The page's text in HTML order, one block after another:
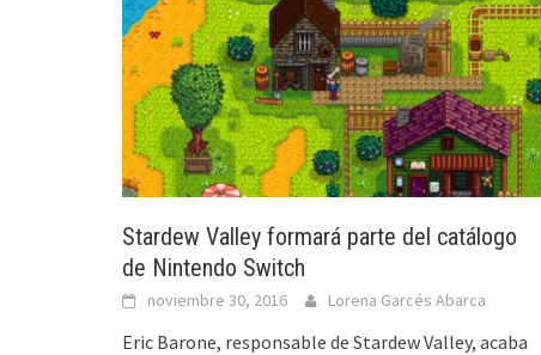
Stardew Valley formará parte del catálogo
de Nintendo Switch
noviembre 30, 2016 Lorena Garcés Abarca
Eric Barone, responsable de Stardew Valley, acaba